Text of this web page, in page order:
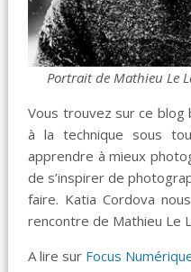
Portrait de Mathieu Le
Vous trouvez sur ce blog
à la technique sous
apprendre à mieux
de s’inspirer de
faire. Katia Cordova
rencontre de Mathieu Le
A lire sur Focus